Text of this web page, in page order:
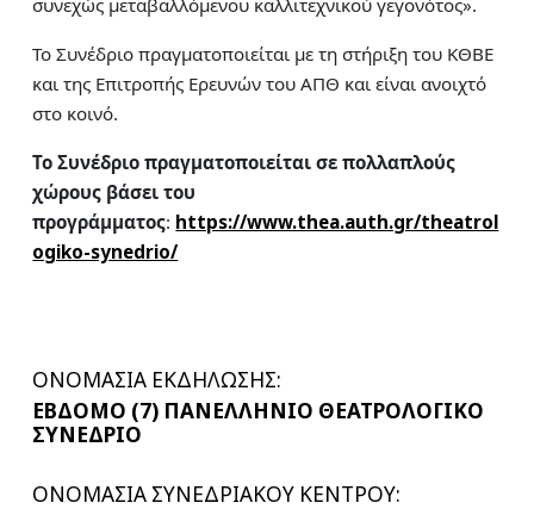
συνεχώς μεταβαλλόμενου καλλιτεχνικού γεγονότος».
Το Συνέδριο πραγματοποιείται με τη στήριξη του ΚΘΒΕ
και της Επιτροπής Ερευνών του ΑΠΘ και είναι ανοιχτό
στο κοινό.
Το Συνέδριο πραγματοποιείται σε πολλαπλούς
χώρους βάσει του
προγράμματος: https://www.thea.auth.gr/theatrol
ogiko-synedrio/
ΟΝΟΜΑΣΙΑ ΕΚΔΗΛΩΣΗΣ:
ΕΒΔΟΜΟ (7) ΠΑΝΕΛΛΗΝΙΟ ΘΕΑΤΡΟΛΟΓΙΚΟ
ΣΥΝΕΔΡΙΟ
ΟΝΟΜΑΣΙΑ ΣΥΝΕΔΡΙΑΚΟΥ ΚΕΝΤΡΟΥ: